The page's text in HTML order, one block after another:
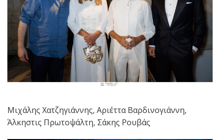
Μιχάλης Χατζηγιάννης, Αριέττα Βαρδινογιάννη,
Άλκηστις Πρωτοψάλτη, Σάκης Ρουβάς